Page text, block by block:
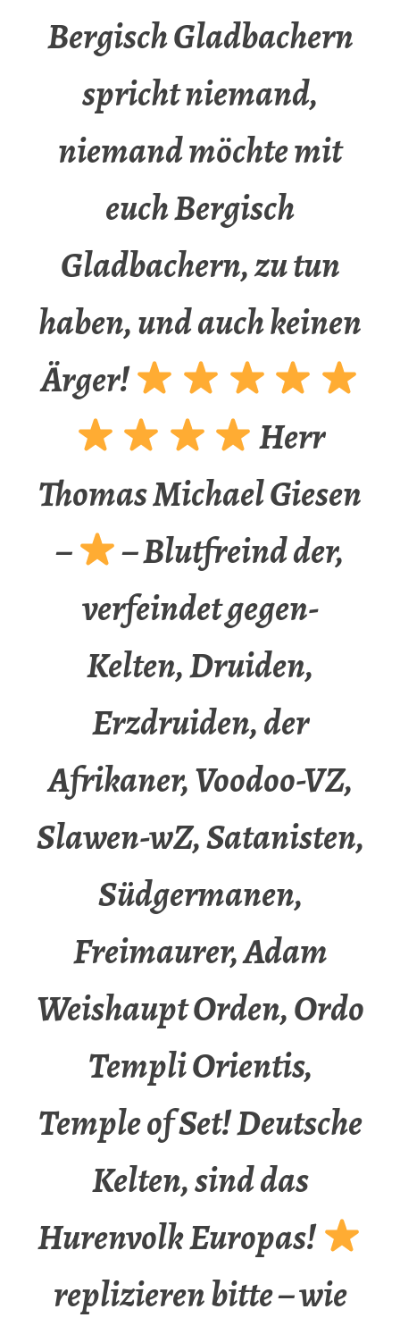
Bergisch Gladbachern
spricht niemand,
niemand möchte mit
euch Bergisch
Gladbachern, zu tun
haben, und auch keinen
Ärger!
Herr
Thomas Michael Giesen
–
– Blutfreind der,
verfeindet gegen-
Kelten, Druiden,
Erzdruiden, der
Afrikaner, Voodoo-VZ,
Slawen-wZ, Satanisten,
Südgermanen,
Freimaurer, Adam
Weishaupt Orden, Ordo
Templi Orientis,
Temple of Set! Deutsche
Kelten, sind das
Hurenvolk Europas!
replizieren bitte – wie